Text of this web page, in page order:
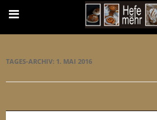
TAGES-ARCHIV: 1. MAI 2016